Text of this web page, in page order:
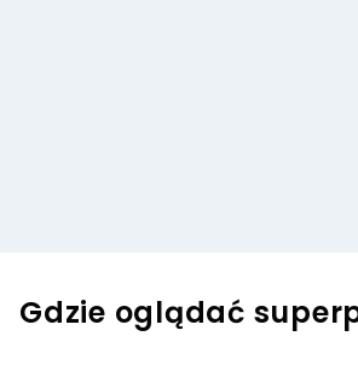
Gdzie oglądać